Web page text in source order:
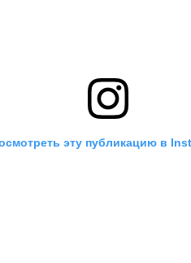
эту публикацию в